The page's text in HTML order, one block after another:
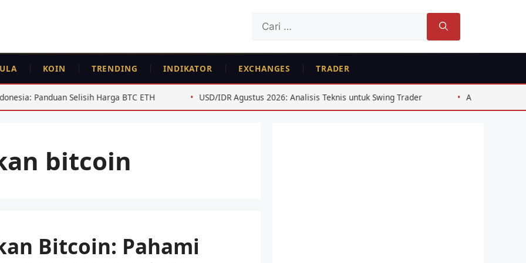
Cari
KOIN TRENDING INDIKATOR EXCHANGES TRADER
Selisih Harga BTC ETH USD/IDR Agustus 2026: Analisis Teknis untuk Swing Trader Analisis Arbitrase Bitcoin
bitcoin
Bitcoin: Pahami